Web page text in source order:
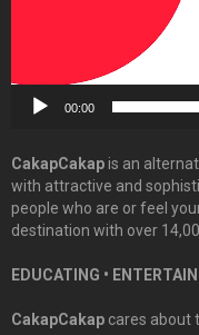
00:00
CakapCakapis an
with attractive and
people who are or feel
destination with over
EDUCATING •
CakapCakap cares about